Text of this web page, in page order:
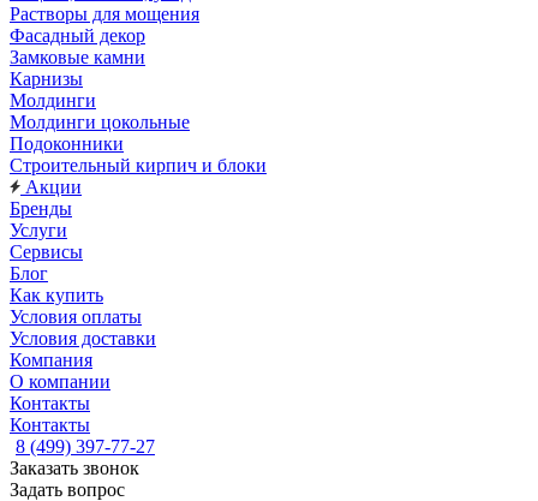
Растворы для мощения
Фасадный декор
Замковые камни
Карнизы
Молдинги
Молдинги цокольные
Подоконники
Строительный кирпич и блоки
Акции
Бренды
Услуги
Сервисы
Блог
Как купить
Условия оплаты
Условия доставки
Компания
О компании
Контакты
Контакты
8 (499) 397-77-27
Заказать звонок
Задать вопрос